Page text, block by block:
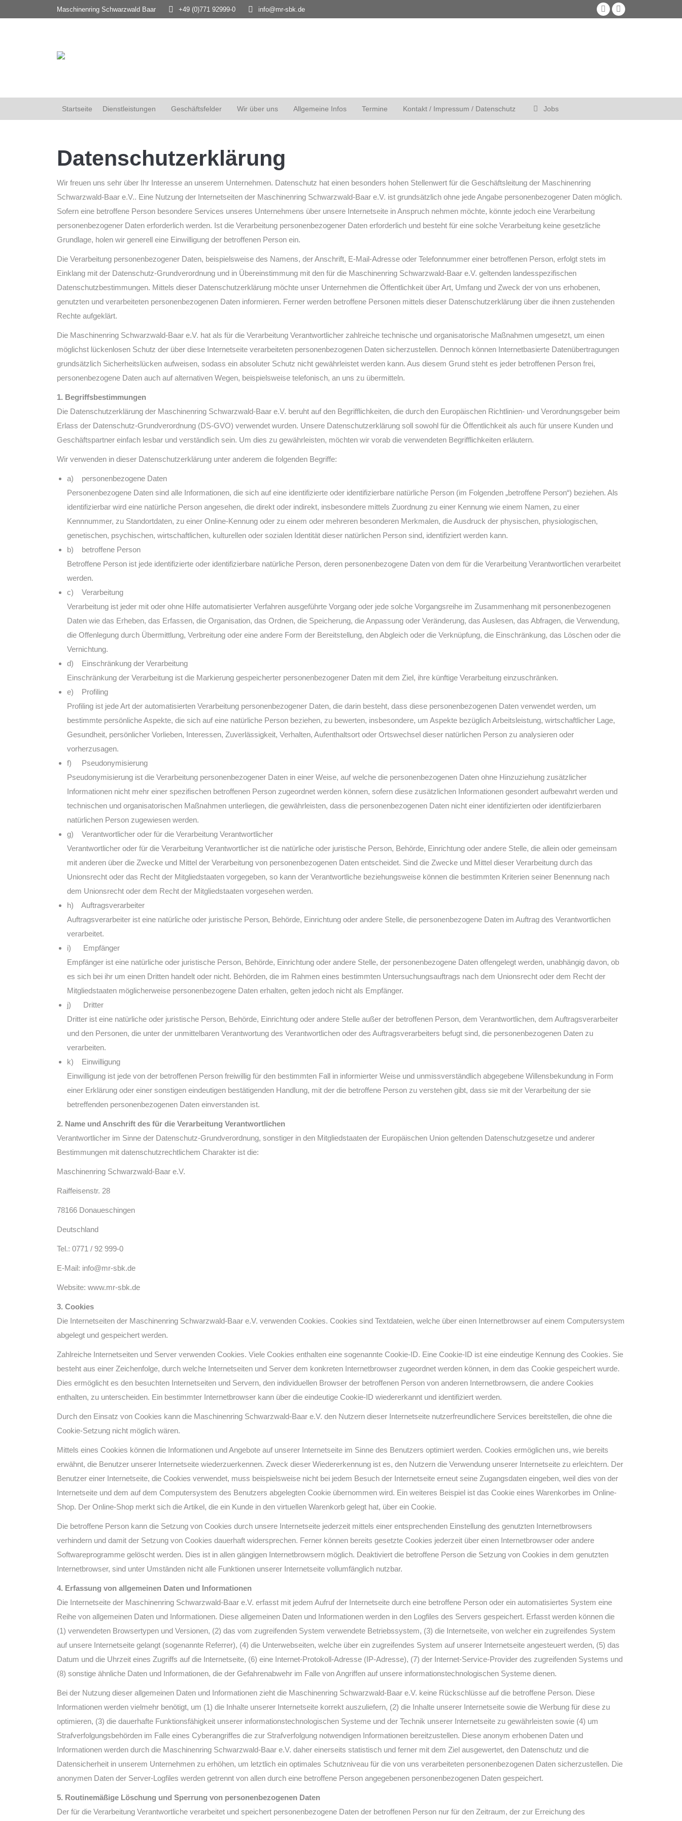
Maschinenring Schwarzwald Baar +49 (0)771 92999-0 info@mr-sbk.de
Facebook
YouTube
Startseite Dienstleistungen Geschäftsfelder Wir über uns Allgemeine Infos Termine Kontakt / Impressum / Datenschutz Jobs
Datenschutzerklärung
Wir freuen uns sehr über Ihr Interesse an unserem Unternehmen. Datenschutz hat einen besonders hohen Stellenwert für die Geschäftsleitung der Maschinenring
Schwarzwald-Baar e.V.. Eine Nutzung der Internetseiten der Maschinenring Schwarzwald-Baar e.V. ist grundsätzlich ohne jede Angabe personenbezogener Daten möglich.
Sofern eine betroffene Person besondere Services unseres Unternehmens über unsere Internetseite in Anspruch nehmen möchte, könnte jedoch eine Verarbeitung
personenbezogener Daten erforderlich werden. Ist die Verarbeitung personenbezogener Daten erforderlich und besteht für eine solche Verarbeitung keine gesetzliche
Grundlage, holen wir generell eine Einwilligung der betroffenen Person ein.
Die Verarbeitung personenbezogener Daten, beispielsweise des Namens, der Anschrift, E-Mail-Adresse oder Telefonnummer einer betroffenen Person, erfolgt stets im
Einklang mit der Datenschutz-Grundverordnung und in Übereinstimmung mit den für die Maschinenring Schwarzwald-Baar e.V. geltenden landesspezifischen
Datenschutzbestimmungen. Mittels dieser Datenschutzerklärung möchte unser Unternehmen die Öffentlichkeit über Art, Umfang und Zweck der von uns erhobenen,
genutzten und verarbeiteten personenbezogenen Daten informieren. Ferner werden betroffene Personen mittels dieser Datenschutzerklärung über die ihnen zustehenden
Rechte aufgeklärt.
Die Maschinenring Schwarzwald-Baar e.V. hat als für die Verarbeitung Verantwortlicher zahlreiche technische und organisatorische Maßnahmen umgesetzt, um einen
möglichst lückenlosen Schutz der über diese Internetseite verarbeiteten personenbezogenen Daten sicherzustellen. Dennoch können Internetbasierte Datenübertragungen
grundsätzlich Sicherheitslücken aufweisen, sodass ein absoluter Schutz nicht gewährleistet werden kann. Aus diesem Grund steht es jeder betroffenen Person frei,
personenbezogene Daten auch auf alternativen Wegen, beispielsweise telefonisch, an uns zu übermitteln.
1. Begriffsbestimmungen
Die Datenschutzerklärung der Maschinenring Schwarzwald-Baar e.V. beruht auf den Begrifflichkeiten, die durch den Europäischen Richtlinien- und Verordnungsgeber beim
Erlass der Datenschutz-Grundverordnung (DS-GVO) verwendet wurden. Unsere Datenschutzerklärung soll sowohl für die Öffentlichkeit als auch für unsere Kunden und
Geschäftspartner einfach lesbar und verständlich sein. Um dies zu gewährleisten, möchten wir vorab die verwendeten Begrifflichkeiten erläutern.
Wir verwenden in dieser Datenschutzerklärung unter anderem die folgenden Begriffe:
a) personenbezogene Daten
Personenbezogene Daten sind alle Informationen, die sich auf eine identifizierte oder identifizierbare natürliche Person (im Folgenden „betroffene Person“) beziehen. Als
identifizierbar wird eine natürliche Person angesehen, die direkt oder indirekt, insbesondere mittels Zuordnung zu einer Kennung wie einem Namen, zu einer
Kennnummer, zu Standortdaten, zu einer Online-Kennung oder zu einem oder mehreren besonderen Merkmalen, die Ausdruck der physischen, physiologischen,
genetischen, psychischen, wirtschaftlichen, kulturellen oder sozialen Identität dieser natürlichen Person sind, identifiziert werden kann.
b) betroffene Person
Betroffene Person ist jede identifizierte oder identifizierbare natürliche Person, deren personenbezogene Daten von dem für die Verarbeitung Verantwortlichen verarbeitet
werden.
c) Verarbeitung
Verarbeitung ist jeder mit oder ohne Hilfe automatisierter Verfahren ausgeführte Vorgang oder jede solche Vorgangsreihe im Zusammenhang mit personenbezogenen
Daten wie das Erheben, das Erfassen, die Organisation, das Ordnen, die Speicherung, die Anpassung oder Veränderung, das Auslesen, das Abfragen, die Verwendung,
die Offenlegung durch Übermittlung, Verbreitung oder eine andere Form der Bereitstellung, den Abgleich oder die Verknüpfung, die Einschränkung, das Löschen oder die
Vernichtung.
d) Einschränkung der Verarbeitung
Einschränkung der Verarbeitung ist die Markierung gespeicherter personenbezogener Daten mit dem Ziel, ihre künftige Verarbeitung einzuschränken.
e) Profiling
Profiling ist jede Art der automatisierten Verarbeitung personenbezogener Daten, die darin besteht, dass diese personenbezogenen Daten verwendet werden, um
bestimmte persönliche Aspekte, die sich auf eine natürliche Person beziehen, zu bewerten, insbesondere, um Aspekte bezüglich Arbeitsleistung, wirtschaftlicher Lage,
Gesundheit, persönlicher Vorlieben, Interessen, Zuverlässigkeit, Verhalten, Aufenthaltsort oder Ortswechsel dieser natürlichen Person zu analysieren oder
vorherzusagen.
f) Pseudonymisierung
Pseudonymisierung ist die Verarbeitung personenbezogener Daten in einer Weise, auf welche die personenbezogenen Daten ohne Hinzuziehung zusätzlicher
Informationen nicht mehr einer spezifischen betroffenen Person zugeordnet werden können, sofern diese zusätzlichen Informationen gesondert aufbewahrt werden und
technischen und organisatorischen Maßnahmen unterliegen, die gewährleisten, dass die personenbezogenen Daten nicht einer identifizierten oder identifizierbaren
natürlichen Person zugewiesen werden.
g) Verantwortlicher oder für die Verarbeitung Verantwortlicher
Verantwortlicher oder für die Verarbeitung Verantwortlicher ist die natürliche oder juristische Person, Behörde, Einrichtung oder andere Stelle, die allein oder gemeinsam
mit anderen über die Zwecke und Mittel der Verarbeitung von personenbezogenen Daten entscheidet. Sind die Zwecke und Mittel dieser Verarbeitung durch das
Unionsrecht oder das Recht der Mitgliedstaaten vorgegeben, so kann der Verantwortliche beziehungsweise können die bestimmten Kriterien seiner Benennung nach
dem Unionsrecht oder dem Recht der Mitgliedstaaten vorgesehen werden.
h) Auftragsverarbeiter
Auftragsverarbeiter ist eine natürliche oder juristische Person, Behörde, Einrichtung oder andere Stelle, die personenbezogene Daten im Auftrag des Verantwortlichen
verarbeitet.
i) Empfänger
Empfänger ist eine natürliche oder juristische Person, Behörde, Einrichtung oder andere Stelle, der personenbezogene Daten offengelegt werden, unabhängig davon, ob
es sich bei ihr um einen Dritten handelt oder nicht. Behörden, die im Rahmen eines bestimmten Untersuchungsauftrags nach dem Unionsrecht oder dem Recht der
Mitgliedstaaten möglicherweise personenbezogene Daten erhalten, gelten jedoch nicht als Empfänger.
j) Dritter
Dritter ist eine natürliche oder juristische Person, Behörde, Einrichtung oder andere Stelle außer der betroffenen Person, dem Verantwortlichen, dem Auftragsverarbeiter
und den Personen, die unter der unmittelbaren Verantwortung des Verantwortlichen oder des Auftragsverarbeiters befugt sind, die personenbezogenen Daten zu
verarbeiten.
k) Einwilligung
Einwilligung ist jede von der betroffenen Person freiwillig für den bestimmten Fall in informierter Weise und unmissverständlich abgegebene Willensbekundung in Form
einer Erklärung oder einer sonstigen eindeutigen bestätigenden Handlung, mit der die betroffene Person zu verstehen gibt, dass sie mit der Verarbeitung der sie
betreffenden personenbezogenen Daten einverstanden ist.
2. Name und Anschrift des für die Verarbeitung Verantwortlichen
Verantwortlicher im Sinne der Datenschutz-Grundverordnung, sonstiger in den Mitgliedstaaten der Europäischen Union geltenden Datenschutzgesetze und anderer
Bestimmungen mit datenschutzrechtlichem Charakter ist die:
Maschinenring Schwarzwald-Baar e.V.
Raiffeisenstr. 28
78166 Donaueschingen
Deutschland
Tel.: 0771 / 92 999-0
E-Mail: info@mr-sbk.de
Website: www.mr-sbk.de
3. Cookies
Die Internetseiten der Maschinenring Schwarzwald-Baar e.V. verwenden Cookies. Cookies sind Textdateien, welche über einen Internetbrowser auf einem Computersystem
abgelegt und gespeichert werden.
Zahlreiche Internetseiten und Server verwenden Cookies. Viele Cookies enthalten eine sogenannte Cookie-ID. Eine Cookie-ID ist eine eindeutige Kennung des Cookies. Sie
besteht aus einer Zeichenfolge, durch welche Internetseiten und Server dem konkreten Internetbrowser zugeordnet werden können, in dem das Cookie gespeichert wurde.
Dies ermöglicht es den besuchten Internetseiten und Servern, den individuellen Browser der betroffenen Person von anderen Internetbrowsern, die andere Cookies
enthalten, zu unterscheiden. Ein bestimmter Internetbrowser kann über die eindeutige Cookie-ID wiedererkannt und identifiziert werden.
Durch den Einsatz von Cookies kann die Maschinenring Schwarzwald-Baar e.V. den Nutzern dieser Internetseite nutzerfreundlichere Services bereitstellen, die ohne die
Cookie-Setzung nicht möglich wären.
Mittels eines Cookies können die Informationen und Angebote auf unserer Internetseite im Sinne des Benutzers optimiert werden. Cookies ermöglichen uns, wie bereits
erwähnt, die Benutzer unserer Internetseite wiederzuerkennen. Zweck dieser Wiedererkennung ist es, den Nutzern die Verwendung unserer Internetseite zu erleichtern. Der
Benutzer einer Internetseite, die Cookies verwendet, muss beispielsweise nicht bei jedem Besuch der Internetseite erneut seine Zugangsdaten eingeben, weil dies von der
Internetseite und dem auf dem Computersystem des Benutzers abgelegten Cookie übernommen wird. Ein weiteres Beispiel ist das Cookie eines Warenkorbes im Online-
Shop. Der Online-Shop merkt sich die Artikel, die ein Kunde in den virtuellen Warenkorb gelegt hat, über ein Cookie.
Die betroffene Person kann die Setzung von Cookies durch unsere Internetseite jederzeit mittels einer entsprechenden Einstellung des genutzten Internetbrowsers
verhindern und damit der Setzung von Cookies dauerhaft widersprechen. Ferner können bereits gesetzte Cookies jederzeit über einen Internetbrowser oder andere
Softwareprogramme gelöscht werden. Dies ist in allen gängigen Internetbrowsern möglich. Deaktiviert die betroffene Person die Setzung von Cookies in dem genutzten
Internetbrowser, sind unter Umständen nicht alle Funktionen unserer Internetseite vollumfänglich nutzbar.
4. Erfassung von allgemeinen Daten und Informationen
Die Internetseite der Maschinenring Schwarzwald-Baar e.V. erfasst mit jedem Aufruf der Internetseite durch eine betroffene Person oder ein automatisiertes System eine
Reihe von allgemeinen Daten und Informationen. Diese allgemeinen Daten und Informationen werden in den Logfiles des Servers gespeichert. Erfasst werden können die
(1) verwendeten Browsertypen und Versionen, (2) das vom zugreifenden System verwendete Betriebssystem, (3) die Internetseite, von welcher ein zugreifendes System
auf unsere Internetseite gelangt (sogenannte Referrer), (4) die Unterwebseiten, welche über ein zugreifendes System auf unserer Internetseite angesteuert werden, (5) das
Datum und die Uhrzeit eines Zugriffs auf die Internetseite, (6) eine Internet-Protokoll-Adresse (IP-Adresse), (7) der Internet-Service-Provider des zugreifenden Systems und
(8) sonstige ähnliche Daten und Informationen, die der Gefahrenabwehr im Falle von Angriffen auf unsere informationstechnologischen Systeme dienen.
Bei der Nutzung dieser allgemeinen Daten und Informationen zieht die Maschinenring Schwarzwald-Baar e.V. keine Rückschlüsse auf die betroffene Person. Diese
Informationen werden vielmehr benötigt, um (1) die Inhalte unserer Internetseite korrekt auszuliefern, (2) die Inhalte unserer Internetseite sowie die Werbung für diese zu
optimieren, (3) die dauerhafte Funktionsfähigkeit unserer informationstechnologischen Systeme und der Technik unserer Internetseite zu gewährleisten sowie (4) um
Strafverfolgungsbehörden im Falle eines Cyberangriffes die zur Strafverfolgung notwendigen Informationen bereitzustellen. Diese anonym erhobenen Daten und
Informationen werden durch die Maschinenring Schwarzwald-Baar e.V. daher einerseits statistisch und ferner mit dem Ziel ausgewertet, den Datenschutz und die
Datensicherheit in unserem Unternehmen zu erhöhen, um letztlich ein optimales Schutzniveau für die von uns verarbeiteten personenbezogenen Daten sicherzustellen. Die
anonymen Daten der Server-Logfiles werden getrennt von allen durch eine betroffene Person angegebenen personenbezogenen Daten gespeichert.
5. Routinemäßige Löschung und Sperrung von personenbezogenen Daten
Der für die Verarbeitung Verantwortliche verarbeitet und speichert personenbezogene Daten der betroffenen Person nur für den Zeitraum, der zur Erreichung des